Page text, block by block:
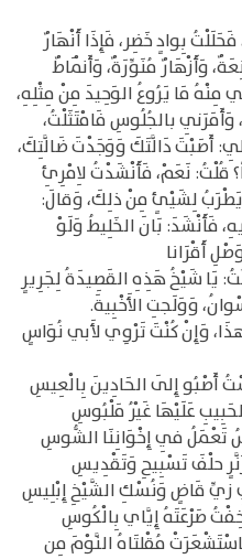
بِوادٍ خَضِر، فَإِذَا أَنْهَارٌ
وَأَزْهَارٌ مُنَوِّرَةٌ، وَأَنْمَاطٌ
مَا يَرُوعُ الوَحِيدَ مِنْ مِثْلِهِ،
بالجُلُوسِ فَامْتَثَلْتُ،
أَصَبْتَ دَالَّتَكَ وَوَجَدْتَ ضَالَّتِكَ،
قُلْتُ: نَعَمْ، فَأَنْشَدْتُ لاِمْرِئِ
يَطْرَبُ لِشَيْئٍ مِنْ ذلِكَ، وَقالَ:
فَأَنْشَدَ: بَانَ الخَلِيطُ وَلَوْ
أَقْرَانا
يَا شَيْخُ هَذِهِ القَصِيدَةُ لِجَرِيرٍ
وَوَلَجتِ الأَخْبِيةَ.
وَإِنْ كُنْتَ تَرْوِي لأَبي نُوَاسٍ
أَصْبُو إِلَى الحَادِينَ بِالْعِيسِ
عَلَيْهَا غَيْرُ مَلْبُوسِ
تَعْمَلُ فِي إِخْوَانِنَا الشُّوسِ
حلْفَ تَسْبِيحِ وَتَقْدِيسِ
زيِّ قَاضٍ وَنُسْكِ الشَّيْخِ إِبْلِيسِ
صَرْعَتَهُ إِيَّاي بِالْكُوسِ
مُقْلتَاهُ النَّوْمَ مِن